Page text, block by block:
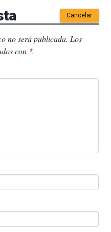
Cancelar
no será publicada. Los
con *.